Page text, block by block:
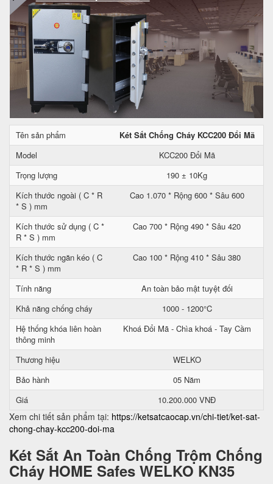
Tên sản phẩm
Két Sắt Chống Cháy KCC200 Đổi Mã
Model
KCC200 Đổi Mã
Trọng lượng
190 ± 10Kg
Kích thước ngoài ( C * R
* S ) mm
Cao 1.070 * Rộng 600 * Sâu 600
Kích thước sử dụng ( C *
R * S ) mm
Cao 700 * Rộng 490 * Sâu 420
Kích thước ngăn kéo ( C
* R * S ) mm
Cao 100 * Rộng 410 * Sâu 380
Tính năng
An toàn bảo mật tuyệt đối
Khả năng chống cháy
1000 - 1200°C
Hệ thống khóa liên hoàn
thông minh
Khoá Đổi Mã - Chìa khoá - Tay Cầm
Thương hiệu
WELKO
Bảo hành
05 Năm
Giá
10.200.000 VNĐ
Xem chi tiết sản phẩm tại: https://ketsatcaocap.vn/chi-tiet/ket-sat-
chong-chay-kcc200-doi-ma
Két Sắt An Toàn Chống Trộm Chống
Cháy HOME Safes WELKO KN35